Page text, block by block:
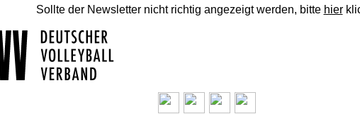
Sollte der Newsletter nicht richtig angezeigt werden, bitte hier